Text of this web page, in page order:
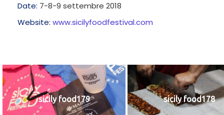
Date: 7-8-9 settembre 2018
Website: www.sicilyfoodfestival.com
sicily food179 sicily food178